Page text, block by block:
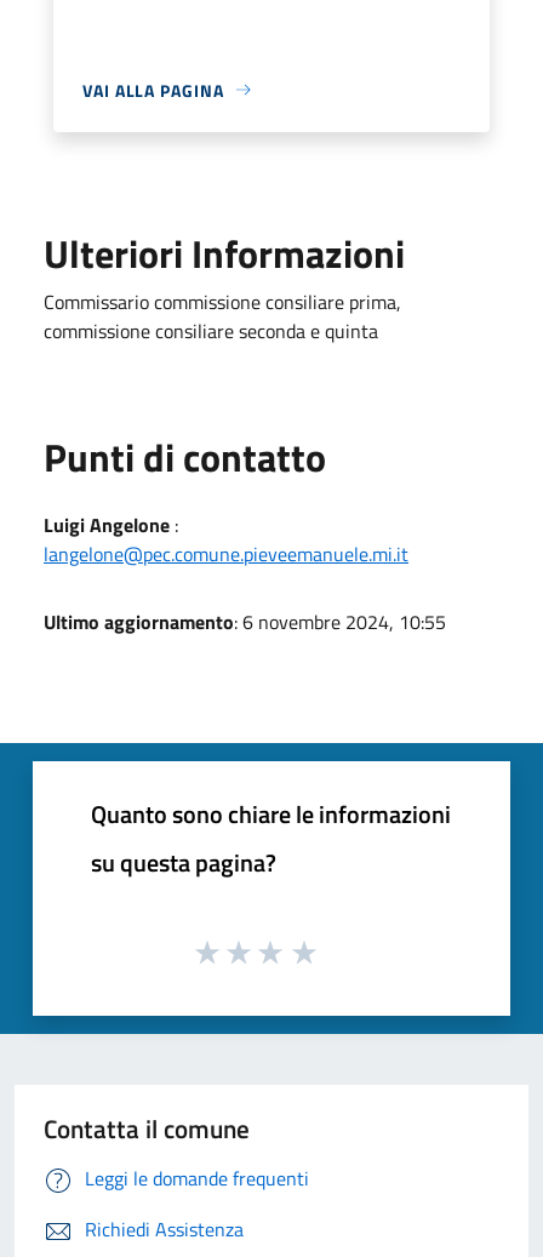
VAI ALLA PAGINA
Ulteriori Informazioni
Commissario commissione consiliare prima,
commissione consiliare seconda e quinta
Punti di contatto
Luigi Angelone :
langelone@pec.comune.pieveemanuele.mi.it
Ultimo aggiornamento: 6 novembre 2024, 10:55
Quanto sono chiare le informazioni
su questa pagina?
Contatta il comune
Leggi le domande frequenti
Richiedi Assistenza